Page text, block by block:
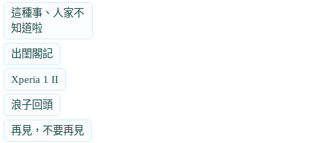
這種事、人家不
知道啦
出閨閣記
Xperia 1 II
浪子回頭
再見，不要再見